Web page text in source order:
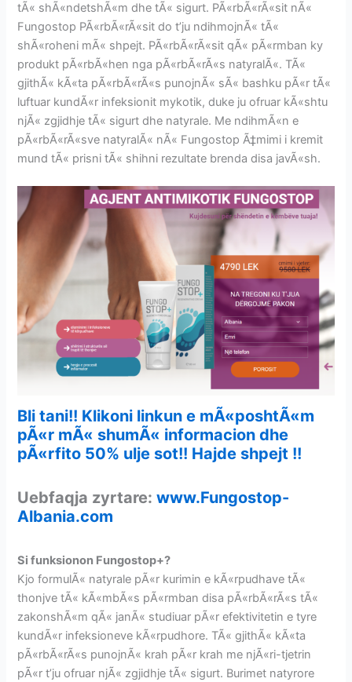
tÃ« shÃ«ndetshÃ«m dhe tÃ« sigurt. PÃ«rbÃ«rÃ«sit nÃ«
Fungostop PÃ«rbÃ«rÃ«sit do t’ju ndihmojnÃ« tÃ«
shÃ«roheni mÃ« shpejt. PÃ«rbÃ«rÃ«sit qÃ« pÃ«rmban ky
produkt pÃ«rbÃ«hen nga pÃ«rbÃ«rÃ«s natyralÃ«. TÃ«
gjithÃ« kÃ«ta pÃ«rbÃ«rÃ«s punojnÃ« sÃ« bashku pÃ«r tÃ«
luftuar kundÃ«r infeksionit mykotik, duke ju ofruar kÃ«shtu
njÃ« zgjidhje tÃ« sigurt dhe natyrale. Me ndihmÃ«n e
pÃ«rbÃ«rÃ«sve natyralÃ« nÃ« Fungostop Ã‡mimi i kremit
mund tÃ« prisni tÃ« shihni rezultate brenda disa javÃ«sh.
Bli tani!! Klikoni linkun e mÃ«poshtÃ«m
pÃ«r mÃ« shumÃ« informacion dhe
pÃ«rfito 50% ulje sot!! Hajde shpejt !!
Uebfaqja zyrtare:www.Fungostop-
Albania.com
Si funksionon Fungostop+?
Kjo formulÃ« natyrale pÃ«r kurimin e kÃ«rpudhave tÃ«
thonjve tÃ« kÃ«mbÃ«s pÃ«rmban disa pÃ«rbÃ«rÃ«s tÃ«
zakonshÃ«m qÃ« janÃ« studiuar pÃ«r efektivitetin e tyre
kundÃ«r infeksioneve kÃ«rpudhore. TÃ« gjithÃ« kÃ«ta
pÃ«rbÃ«rÃ«s punojnÃ« krah pÃ«r krah me njÃ«ri-tjetrin
pÃ«r t’ju ofruar njÃ« zgjidhje tÃ« sigurt. Burimet natyrore